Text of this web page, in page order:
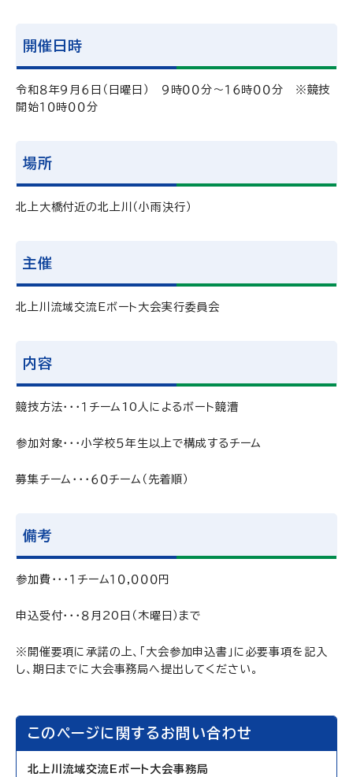
開催日時
令和８年９月６日（日曜日） ９時００分～１６時００分 ※競技
開始１０時００分
場所
北上大橋付近の北上川（小雨決行）
主催
北上川流域交流Eボート大会実行委員会
内容
競技方法・・・１チーム10人によるボート競漕
参加対象・・・小学校５年生以上で構成するチーム
募集チーム・・・６０チーム（先着順）
備考
参加費・・・１チーム１０,０００円
申込受付・・・８月20日（木曜日）まで
※開催要項に承諾の上、「大会参加申込書 」に必要事項を記入
し、期日までに大会事務局へ提出してください。
このページに関するお問い合わせ
北上川流域交流Eボート大会事務局